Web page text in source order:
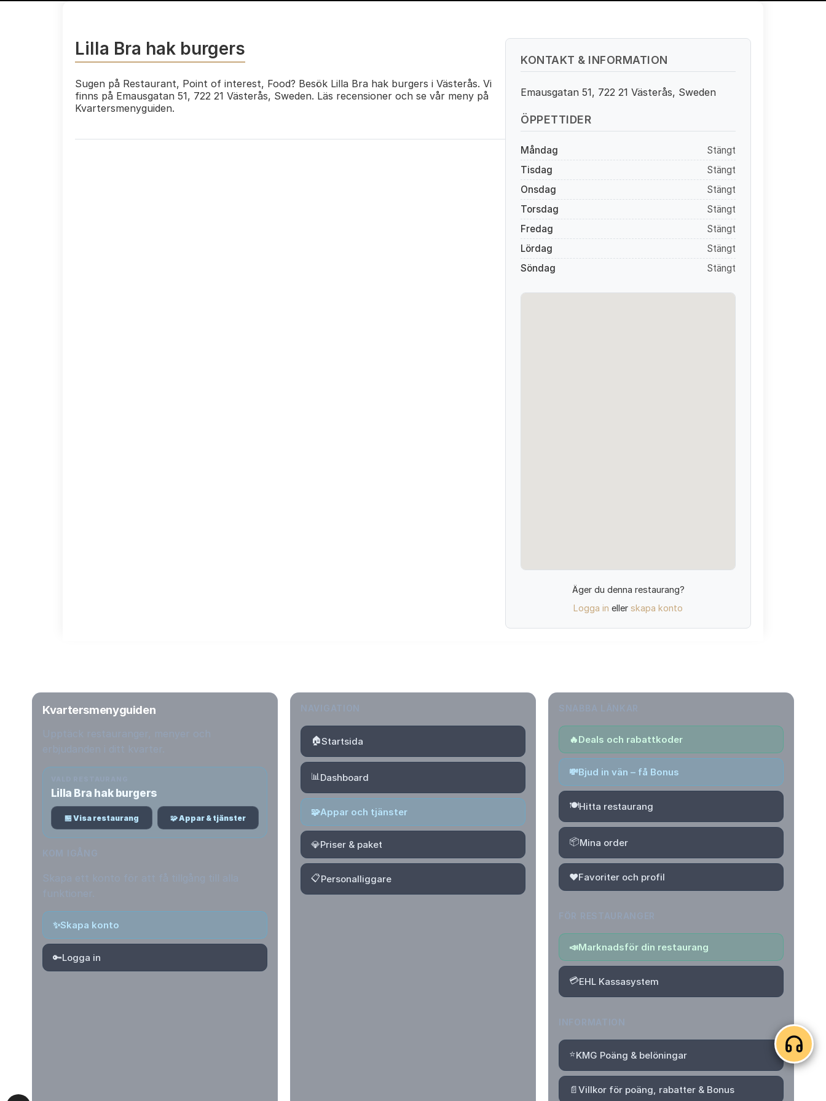
Lilla Bra hak burgers
Sugen på Restaurant, Point of interest, Food? Besök Lilla Bra hak burgers i Västerås. Vi
finns på Emausgatan 51, 722 21 Västerås, Sweden. Läs recensioner och se vår meny på
Kvartersmenyguiden.
KONTAKT & INFORMATION
Emausgatan 51, 722 21 Västerås, Sweden
ÖPPETTIDER
Måndag
Stängt
Tisdag
Stängt
Onsdag
Stängt
Torsdag
Stängt
Fredag
Stängt
Lördag
Stängt
Söndag
Stängt
Äger du denna restaurang?
Logga in eller skapa konto
Kvartersmenyguiden
Lilla Bra hak burgers
🏪 Visa restaurang 🧩 Appar & tjänster
✨Skapa konto
🔑Logga in
🏠Startsida
📊Dashboard
🧩Appar och tjänster
💎Priser & paket
📋Personalliggare
🔥Deals och rabattkoder
💸Bjud in vän – få Bonus
🍽️Hitta restaurang
📦Mina order
❤️Favoriter och profil
📣Marknadsför din restaurang
💳EHL Kassasystem
⭐KMG Poäng & belöningar
📄Villkor för poäng, rabatter & Bonus